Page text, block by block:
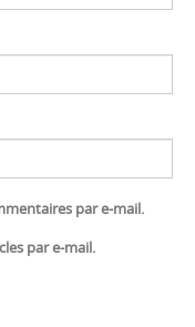
par e-mail.
par e-mail.